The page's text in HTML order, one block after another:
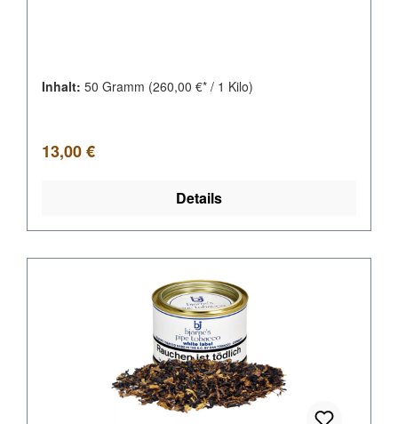
Inhalt: 50 Gramm (260,00 €* / 1 Kilo)
Regulärer Preis:
13,00 €
Details